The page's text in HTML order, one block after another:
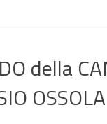
della
OSSOLA